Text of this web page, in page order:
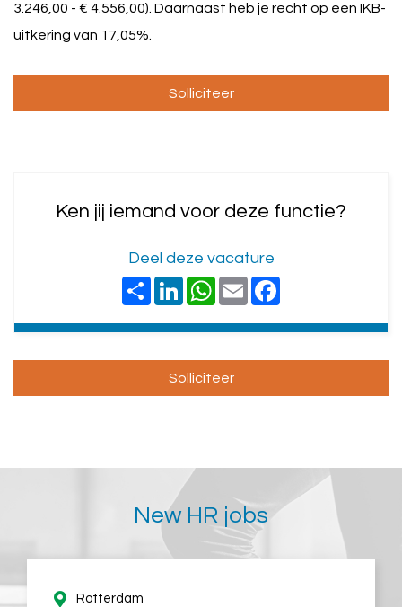
3.246,00 - € 4.556,00). Daarnaast heb je recht op een IKB-
uitkering van 17,05%.
Ken jij iemand voor deze functie?
Deel deze vacature
ShareLinkedInWhatsApp
Email
New HR jobs
Rotterdam